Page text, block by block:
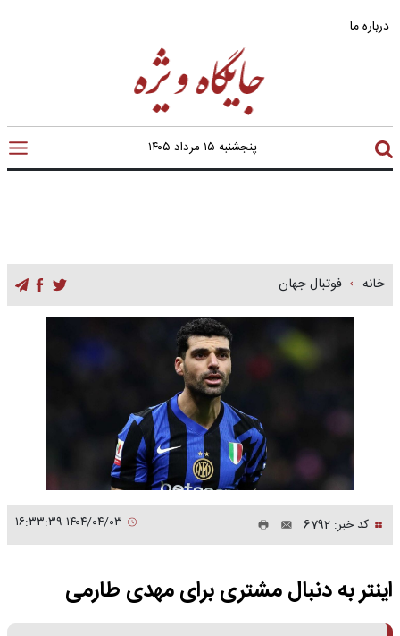
درباره ما
پنجشنبه ۱۵ مرداد ۱۴۰۵
خانه فوتبال جهان
کد خبر: 6792
اینتر به دنبال مشتری برای مهدی طارمی